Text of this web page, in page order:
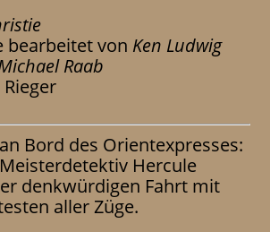
bearbeitet von Ken Ludwig
Raab
Bord des Orientexpresses:
Hercule
denkwürdigen Fahrt mit
aller Züge.